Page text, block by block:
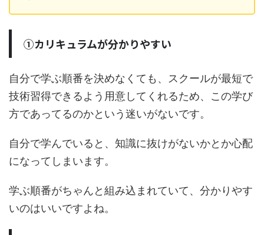
①カリキュラムが分かりやすい
自分で学ぶ順番を決めなくても、スクールが最短で
技術習得できるよう用意してくれるため、この学び
方であってるのかという迷いがないです。
自分で学んでいると、知識に抜けがないかとか心配
になってしまいます。
学ぶ順番がちゃんと組み込まれていて、分かりやす
いのはいいですよね。